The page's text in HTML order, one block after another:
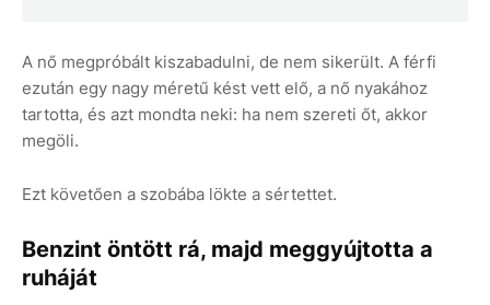
A nő megpróbált kiszabadulni, de nem sikerült. A férfi
ezután egy nagy méretű kést vett elő, a nő nyakához
tartotta, és azt mondta neki: ha nem szereti őt, akkor
megöli.
Ezt követően a szobába lökte a sértettet.
Benzint öntött rá, majd meggyújtotta a
ruháját